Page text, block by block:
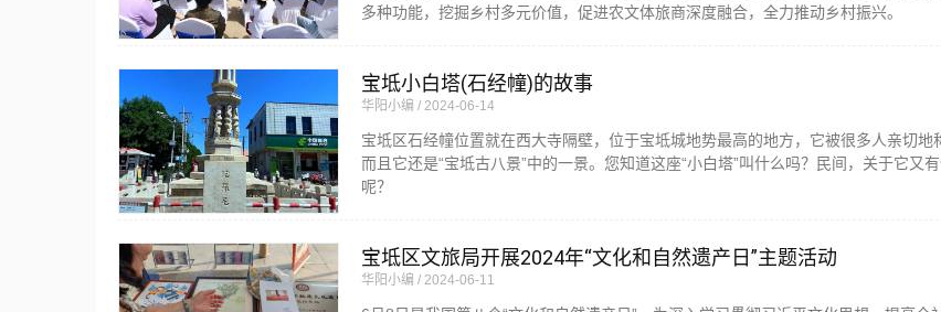
多种功能，挖掘乡村多元价值，促进农文体旅商深度融合，全力推动乡村振兴。
宝坻小白塔(石经幢)的故事
华阳小编 2024-06-14
宝坻区石经幢位置就在西大寺隔壁，位于宝坻城地势最高的地方，它被很多人亲切地称
而且它还是“宝坻古八景”中的一景。您知道这座“小白塔”叫什么吗？民间，关于它又
呢？
宝坻区文旅局开展2024年“文化和自然遗产日”主题活动
华阳小编 2024-06-11